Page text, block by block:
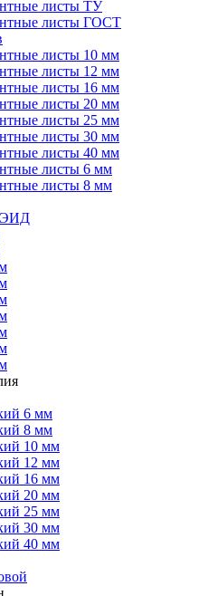
листы ТУ
листы ГОСТ
листы 10 мм
листы 12 мм
листы 16 мм
листы 20 мм
листы 25 мм
листы 30 мм
листы 40 мм
листы 6 мм
листы 8 мм
6 мм
8 мм
10 мм
12 мм
16 мм
20 мм
25 мм
30 мм
40 мм